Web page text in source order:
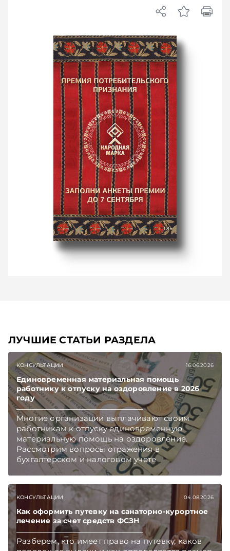
ЛУЧШИЕ СТАТЬИ РАЗДЕЛА
КОНСУЛЬТАЦИИ 16.06.2026
Единовременная материальная помощь
работнику к отпуску на оздоровление в 2026
году
Многие организации выплачивают своим
работникам к отпуску единовременную
материальную помощь на оздоровление.
Рассмотрим вопросы отражения в
бухгалтерском и налоговом учете
хозяйственных операций по начислению и
Подписывайтесь на Telegram‑канал и Viber.
Главное об экономике Беларуси — раньше,
чем в новостях TelegramViber
КОНСУЛЬТАЦИИ 04.08.2026
Как оформить путевку на санаторно-курортное
лечение за счет средств ФСЗН
Разберем, кто имеет право на путевку, каков